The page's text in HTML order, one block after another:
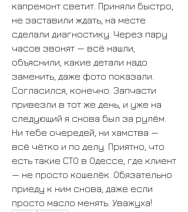
капремонт светит. Приняли быстро,
не заставили ждать, на месте
сделали диагностику. Через пару
часов звонят — всё нашли,
объяснили, какие детали надо
заменить, даже фото показали.
Согласился, конечно. Запчасти
привезли в тот же день, и уже на
следующий я снова был за рулём.
Ни тебе очередей, ни хамства —
всё чётко и по делу. Приятно, что
есть такие СТО в Одессе, где клиент
— не просто кошелёк. Обязательно
приеду к ним снова, даже если
просто масло менять. Уважуха!